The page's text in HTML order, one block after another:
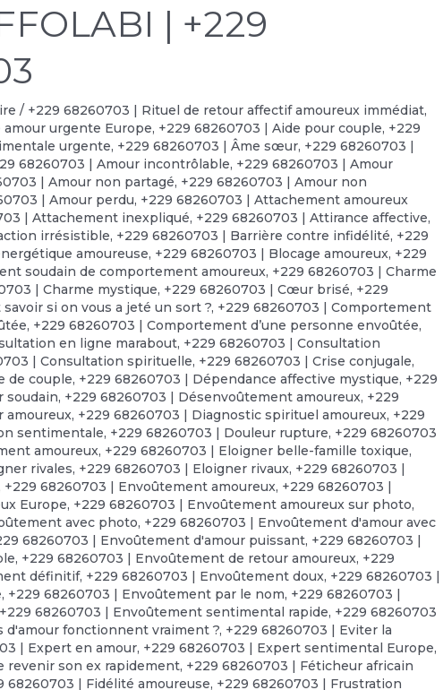
| +229
/ +229 68260703 | Rituel de retour affectif amoureux immédiat,
urgente Europe, +229 68260703 | Aide pour couple, +229
urgente, +229 68260703 | Âme sœur, +229 68260703 |
68260703 | Amour incontrôlable, +229 68260703 | Amour
| Amour non partagé, +229 68260703 | Amour non
| Amour perdu, +229 68260703 | Attachement amoureux
| Attachement inexpliqué, +229 68260703 | Attirance affective,
irrésistible, +229 68260703 | Barrière contre infidélité, +229
amoureuse, +229 68260703 | Blocage amoureux, +229
soudain de comportement amoureux, +229 68260703 | Charme
| Charme mystique, +229 68260703 | Cœur brisé, +229
si on vous a jeté un sort ?, +229 68260703 | Comportement
, +229 68260703 | Comportement d’une personne envoûtée,
en ligne marabout, +229 68260703 | Consultation
| Consultation spirituelle, +229 68260703 | Crise conjugale,
de couple, +229 68260703 | Dépendance affective mystique, +229
soudain, +229 68260703 | Désenvoûtement amoureux, +229
amoureux, +229 68260703 | Diagnostic spirituel amoureux, +229
sentimentale, +229 68260703 | Douleur rupture, +229 68260703
amoureux, +229 68260703 | Eloigner belle-famille toxique,
rivales, +229 68260703 | Eloigner rivaux, +229 68260703 |
+229 68260703 | Envoûtement amoureux, +229 68260703 |
Europe, +229 68260703 | Envoûtement amoureux sur photo,
avec photo, +229 68260703 | Envoûtement d'amour avec
68260703 | Envoûtement d'amour puissant, +229 68260703 |
, +229 68260703 | Envoûtement de retour amoureux, +229
définitif, +229 68260703 | Envoûtement doux, +229 68260703 |
, +229 68260703 | Envoûtement par le nom, +229 68260703 |
+229 68260703 | Envoûtement sentimental rapide, +229 68260703
d'amour fonctionnent vraiment ?, +229 68260703 | Eviter la
| Expert en amour, +229 68260703 | Expert sentimental Europe,
revenir son ex rapidement, +229 68260703 | Féticheur africain
68260703 | Fidélité amoureuse, +229 68260703 | Frustration